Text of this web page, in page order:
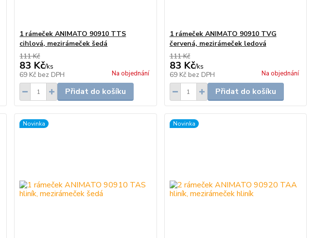
1 rámeček ANIMATO 90910 TTS
cihlová, mezirámeček šedá
111 Kč
83 Kč/ks
69 Kč bez DPH Na objednání
Přidat do košíku
1 rámeček ANIMATO 90910 TVG
červená, mezirámeček ledová
111 Kč
83 Kč/ks
69 Kč bez DPH Na objednání
Přidat do košíku
Novinka Novinka